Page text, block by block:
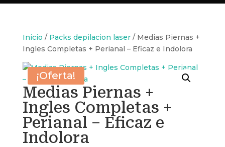
Inicio / Packs depilacion laser/ Medias Piernas +
Ingles Completas + Perianal – Eficaz e Indolora
¡Oferta!
Medias Piernas +
Ingles Completas +
Perianal – Eficaz e
Indolora